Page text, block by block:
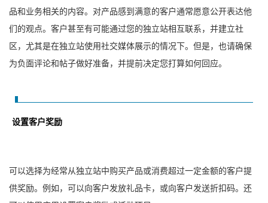
品和业务相关的内容。对产品感到满意的客户通常愿意公开表达他
们的观点。客户甚至有可能通过您的独立站相互联系，并建立社
区，尤其是在独立站使用社交媒体展示的情况下。但是，也请确保
为负面评论和帖子做好准备，并提前决定您打算如何回应。
设置客户奖励
可以选择为经常从独立站中购买产品或消费超过一定金额的客户提
供奖励。例如，可以向客户发放礼品卡，或向客户发送折扣码。还